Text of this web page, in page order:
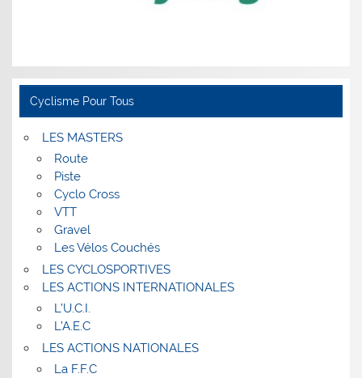
Cyclisme Pour Tous
LES MASTERS
Route
Piste
Cyclo Cross
VTT
Gravel
Les Vélos Couchés
LES CYCLOSPORTIVES
LES ACTIONS INTERNATIONALES
L’U.C.I.
L’A.E.C
LES ACTIONS NATIONALES
La F.F.C